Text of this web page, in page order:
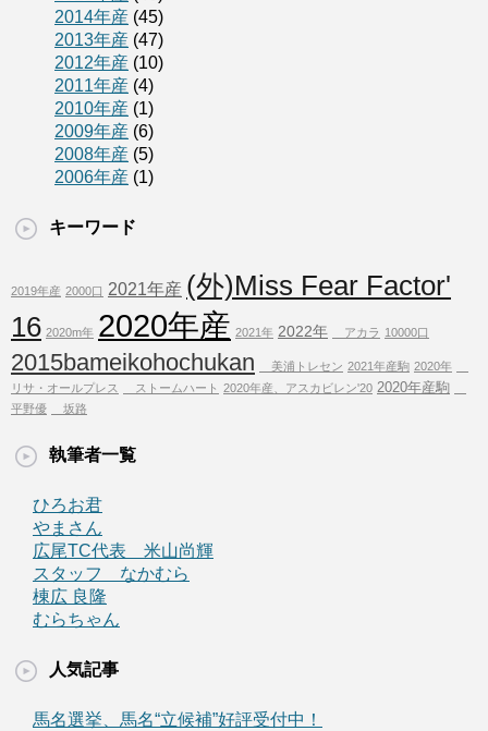
2014年産 (45)
2013年産 (47)
2012年産 (10)
2011年産 (4)
2010年産 (1)
2009年産 (6)
2008年産 (5)
2006年産 (1)
キーワード
2019年産 2000口 2021年産 (外)Miss Fear Factor'
16 2020m年 2020年産 2021年 2022年 アカラ 10000口
2015bameikohochukan 美浦トレセン 2021年産駒 2020年
リサ・オールプレス
ストームハート 2020年産、アスカビレン'20 2020年産駒
平野優 坂路
執筆者一覧
ひろお君
やまさん
広尾TC代表 米山尚輝
スタッフ なかむら
棟広 良隆
むらちゃん
人気記事
馬名選挙、馬名“立候補”好評受付中！